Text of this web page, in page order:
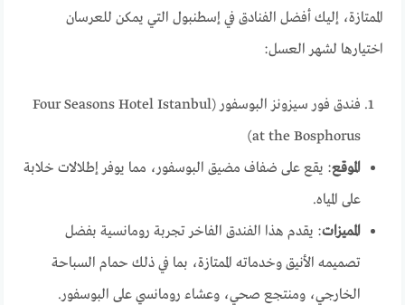
الممتازة، إليك أفضل الفنادق في إسطنبول التي يمكن للعرسان
اختيارها لشهر العسل:
فندق فور سيزونز البوسفور (Four Seasons Hotel Istanbul
at the Bosphorus)
الموقع: يقع على ضفاف مضيق البوسفور، مما يوفر إطلالات خلابة
على المياه.
المميزات: يقدم هذا الفندق الفاخر تجربة رومانسية بفضل
تصميمه الأنيق وخدماته الممتازة، بما في ذلك حمام السباحة
الخارجي، ومنتجع صحي، وعشاء رومانسي على البوسفور.